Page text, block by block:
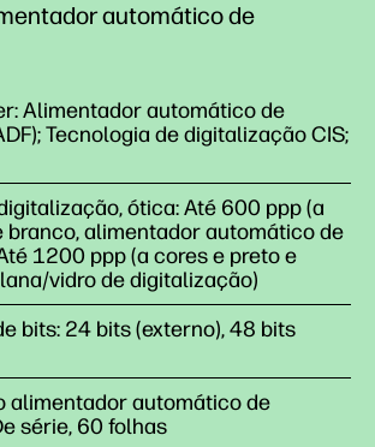
automático de
Alimentador automático de
Tecnologia de digitalização CIS;
ótica: Até 600 ppp (a
branco, alimentador automático de
1200 ppp (a cores e preto e
vidro de digitalização)
bits: 24 bits (externo), 48 bits
alimentador automático de
série, 60 folhas